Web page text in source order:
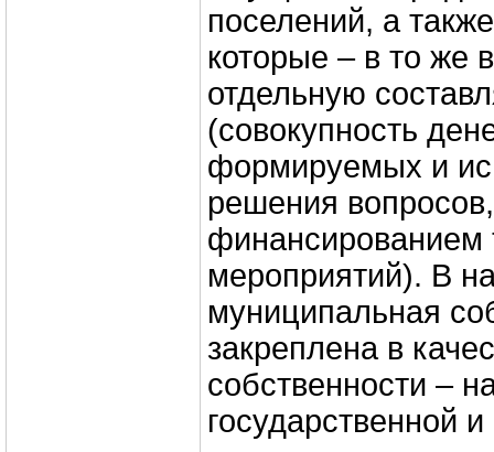
поселений, а
которые – в то же
отдельную
(совокупность
формируемых и
решения
финансированием
мероприятий). В
муниципальная
закреплена в
собственности –
государственной